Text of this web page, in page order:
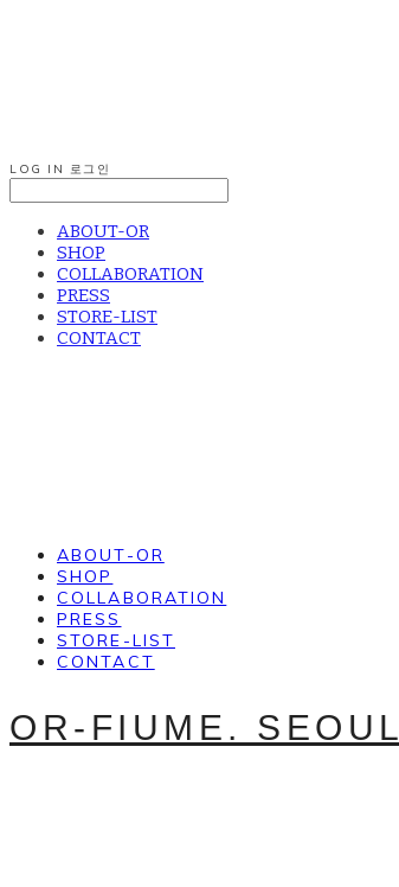
LOG IN 로그인
ABOUT-OR
SHOP
COLLABORATION
PRESS
STORE-LIST
CONTACT
ABOUT-OR
SHOP
COLLABORATION
PRESS
STORE-LIST
CONTACT
OR-FIUME. SEOUL